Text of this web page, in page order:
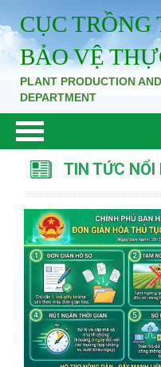
CỤC TRỒNG
BẢO VỆ
PLANT PRODUCTION
DEPARTMENT
TIN TỨC NỔI